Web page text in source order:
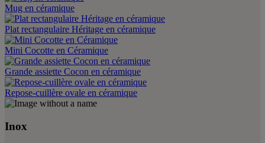
Mug en céramique
Plat rectangulaire Héritage en céramique
Mini Cocotte en Céramique
Grande assiette Cocon en céramique
Repose-cuillère ovale en céramique
Inox